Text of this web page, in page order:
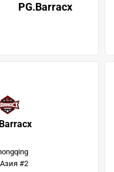
PG.Barracx
Азия #2